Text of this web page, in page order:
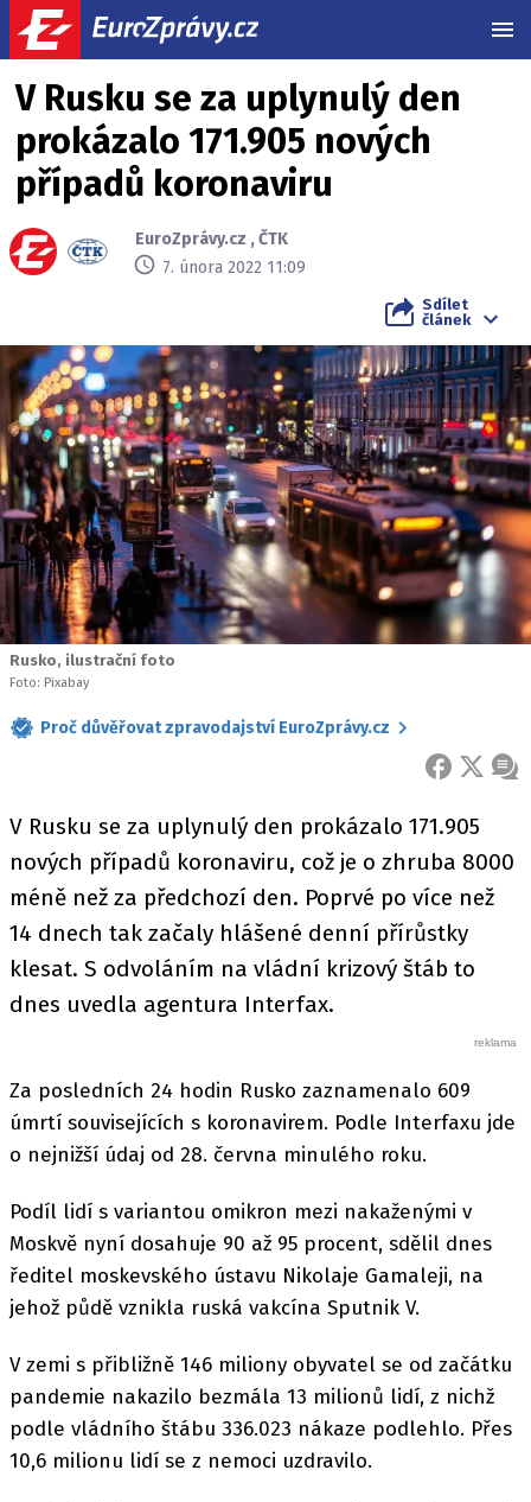
V Rusku se za uplynulý den
prokázalo 171.905 nových
případů koronaviru
EuroZprávy.cz ,ČTK
7. února 2022 11:09
Sdílet
článek
Rusko, ilustrační foto
Foto: Pixabay
Proč důvěřovat zpravodajství EuroZprávy.cz
FACEBOOK
X
V Rusku se za uplynulý den prokázalo 171.905
nových případů koronaviru, což je o zhruba 8000
méně než za předchozí den. Poprvé po více než
14 dnech tak začaly hlášené denní přírůstky
klesat. S odvoláním na vládní krizový štáb to
dnes uvedla agentura Interfax.
Za posledních 24 hodin Rusko zaznamenalo 609
úmrtí souvisejících s koronavirem. Podle Interfaxu jde
o nejnižší údaj od 28. června minulého roku.
Podíl lidí s variantou omikron mezi nakaženými v
Moskvě nyní dosahuje 90 až 95 procent, sdělil dnes
ředitel moskevského ústavu Nikolaje Gamaleji, na
jehož půdě vznikla ruská vakcína Sputnik V.
V zemi s přibližně 146 miliony obyvatel se od začátku
pandemie nakazilo bezmála 13 milionů lidí, z nichž
podle vládního štábu 336.023 nákaze podlehlo. Přes
10,6 milionu lidí se z nemoci uzdravilo.